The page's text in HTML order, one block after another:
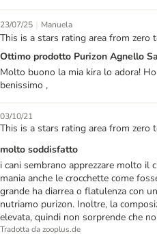
23/07/25 | Manuela
This is a stars rating area from zero
Ottimo prodotto Purizon Agnello
Molto buono la mia kira lo adora!
benissimo ,
03/10/21
This is a stars rating area from zero
molto soddisfatto
i cani sembrano apprezzare molto il
mania anche le crocchette come
grande ha diarrea o flatulenza con
nutriamo purizon. Inoltre, la
elevata, quindi non sorprende che
Tradotta da zooplus.de